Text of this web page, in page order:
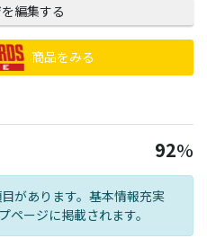
編集する
商品をみる
92%
があります。基本情報充実
ージに掲載されます。